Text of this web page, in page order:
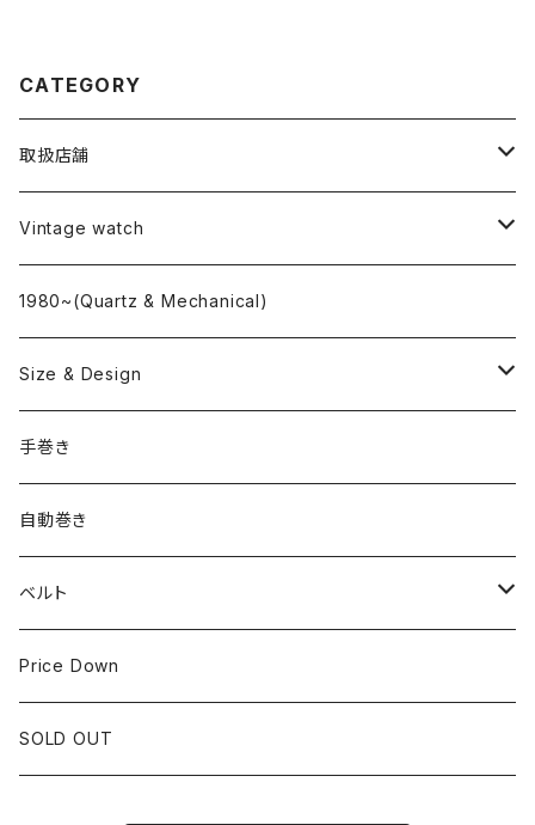
CATEGORY
取扱店舗
L o'clock
"delve"
Vintage watch
海外ブランド
OMEGA
ROLEX
国産ブランド
SEIKO
CITIZEN
1980~(Quartz & Mechanical)
Size & Design
~24.9mm
25mm~29.9mm
30mm~34.9mm
35mm~39.9mm
40mm~
手巻き
自動巻き
ベルト
HIRSCHベルト
SSブレスレット
Price Down
SOLD OUT